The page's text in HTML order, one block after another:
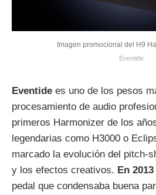
Imagen promocional del H9
Eventide
Eventide es uno de los pesos
procesamiento de audio
primeros Harmonizer de los
legendarias como H3000 o
marcado la evolución del
y los efectos creativos. En
pedal que condensaba buena